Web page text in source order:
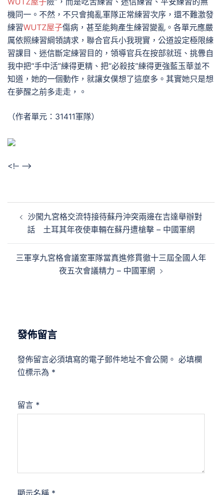
機同一。不然，不只會搗亂軍隊正常練習次序，還不難激發
練習WUTZ屋子傷病，甚至能夠產生練習變亂。各單元應嚴
厲依照練習綱領請求，聯合官兵小我現實，公道設定極限練
習課目、迷信斷定練習目的，領導官兵在按部就班、挑釁自
我中把“手中活”練得更精、把“必殺技”練得更強藍玉華並不
知道，她的一個動作，就讓女僕想了這麼多。其實她只是想
在夢醒之前多走走，。
（作者單元：31411軍隊）
<!– –>
沙闖九宮格交流特接待蘇丹沖突兩邊在吉達舉辦對
話 土耳其年夜使車輛在蘇丹遭槍擊 – 中國軍網
三軍享九宮格會議室軍隊當真進修貫徹十三屆全國人年
夜五次會議精力 – 中國軍網
發佈留言
發佈留言必須填寫的電子郵件地址不會公開。 必填欄
位標示為 *
留言 *
顯示名稱 *